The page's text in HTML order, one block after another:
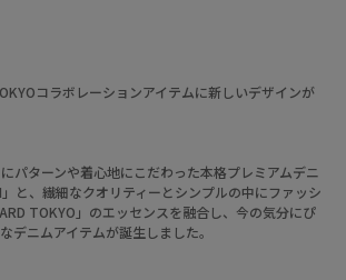
コラボレーションアイテムに新しいデザインが
パターンや着心地にこだわった本格プレミアムデニ
と、繊細なクオリティーとシンプルの中にファッシ
TOKYO」のエッセンスを融合し、今の気分にぴ
デニムアイテムが誕生しました。